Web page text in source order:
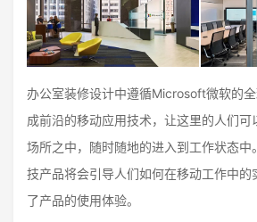
办公室装修设计中遵循Microsoft微软的
成前沿的移动应用技术，让这里的人们可
场所之中，随时随地的进入到工作状态
技产品将会引导人们如何在移动工作中的
了产品的使用体验。